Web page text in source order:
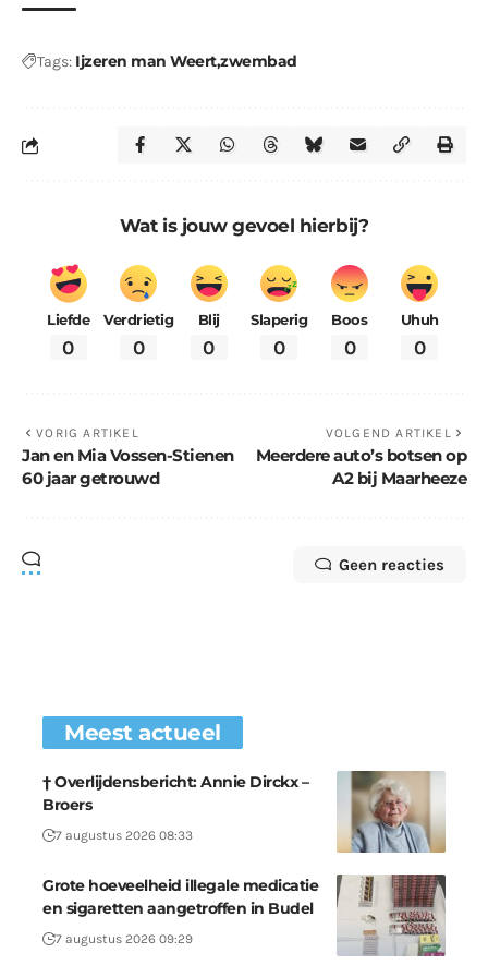
Tags: Ijzeren man Weertzwembad
Wat is jouw gevoel hierbij?
Liefde
0
Verdrietig
0
Blij
0
Slaperig
0
Boos
0
Uhuh
0
VORIG ARTIKEL
Jan en Mia Vossen-Stienen
60 jaar getrouwd
VOLGEND ARTIKEL
Meerdere auto’s botsen op
A2 bij Maarheeze
Geen reacties
Meest actueel
† Overlijdensbericht: Annie Dirckx –
Broers
7 augustus 2026 08:33
Grote hoeveelheid illegale medicatie
en sigaretten aangetroffen in Budel
7 augustus 2026 09:29